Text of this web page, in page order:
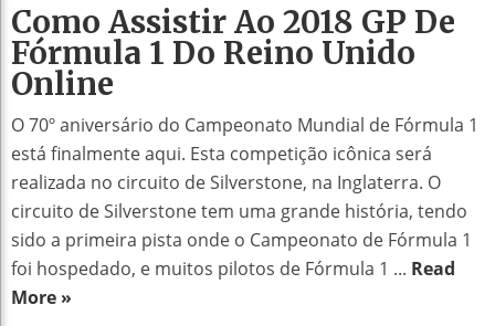
Como Assistir Ao 2018 GP De
Fórmula 1 Do Reino Unido
Online
O 70º aniversário do Campeonato Mundial de Fórmula 1
está finalmente aqui. Esta competição icônica será
realizada no circuito de Silverstone, na Inglaterra. O
circuito de Silverstone tem uma grande história, tendo
sido a primeira pista onde o Campeonato de Fórmula 1
foi hospedado, e muitos pilotos de Fórmula 1 ... Read
More »